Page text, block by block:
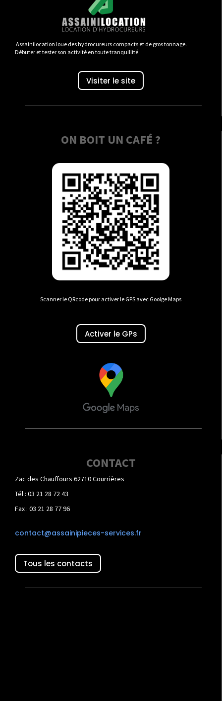
Assainilocation loue des hydrocureurs compacts et de gros tonnage.
Débuter et tester son activité en toute tranquillité.
Visiter le site
ON BOIT UN CAFÉ ?
Scanner le QRcode pour activer le GPS avec Goolge Maps
Activer le GPs
CONTACT
Zac des Chauffours 62710 Courrières
Tél : 03 21 28 72 43
Fax : 03 21 28 77 96
contact@assainipieces-services.fr
Tous les contacts